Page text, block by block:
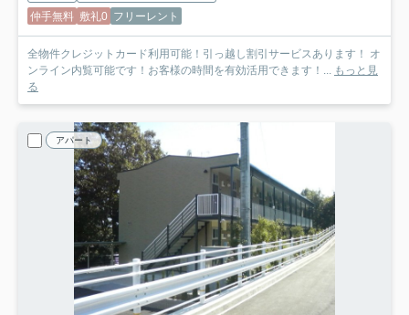
仲手無料 敷礼0 フリーレント
全物件クレジットカード利用可能！引っ越し割引サービスあります！ オ
ンライン内覧可能です！お客様の時間を有効活用できます！... もっと見
る
アパート